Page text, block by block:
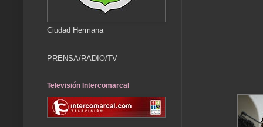
Ciudad Hermana
PRENSA/RADIO/TV
Televisión Intercomarcal